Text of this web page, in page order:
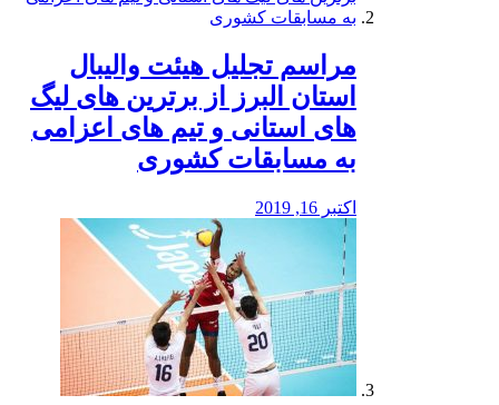
مراسم تجلیل هیئت والیبال
استان البرز از برترین های لیگ
های استانی و تیم های اعزامی
به مسابقات کشوری
اکتبر 16, 2019